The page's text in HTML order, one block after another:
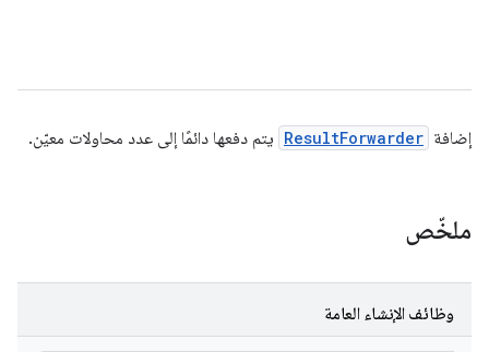
إضافة ResultForwarder يتم دفعها دائمًا إلى عدد محاولات معيّن.
ملخّص
وظائف الإنشاء العامة